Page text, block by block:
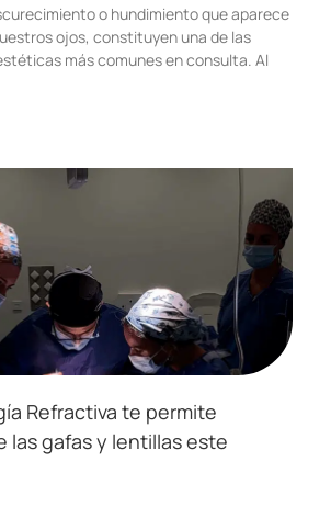
o hundimiento que aparece
ojos, constituyen una de las
más comunes en consulta. Al
Refractiva te permite
las gafas y lentillas este